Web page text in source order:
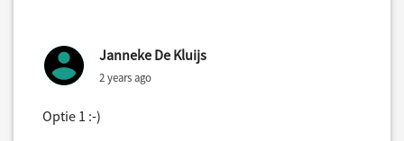
Janneke De Kluijs
2 years ago
Optie 1 :-)